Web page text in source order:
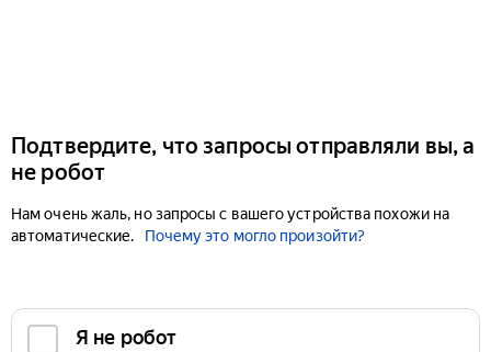
Подтвердите, что запросы отправляли вы, а
не робот
Нам очень жаль, но запросы с вашего устройства похожи на
автоматические.
Почему это могло произойти?